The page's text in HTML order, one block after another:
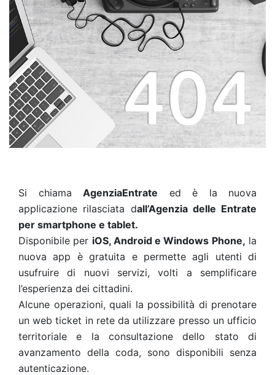
Si chiama AgenziaEntrate ed è la nuova
applicazione rilasciata dall’Agenzia delle Entrate
per smartphone e tablet.
Disponibile per iOS, Android e Windows Phone, la
nuova app è gratuita e permette agli utenti di
usufruire di nuovi servizi, volti a semplificare
l’esperienza dei cittadini.
Alcune operazioni, quali la possibilità di prenotare
un web ticket in rete da utilizzare presso un ufficio
territoriale e la consultazione dello stato di
avanzamento della coda, sono disponibili senza
autenticazione.